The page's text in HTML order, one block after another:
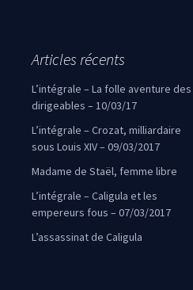
Articles récents
L’intégrale – La folle aventure des
dirigeables – 10/03/17
L’intégrale – Crozat, milliardaire
sous Louis XIV – 09/03/2017
Madame de Staël, femme libre
L’intégrale – Caligula et les
empereurs fous – 07/03/2017
L’assassinat de Caligula